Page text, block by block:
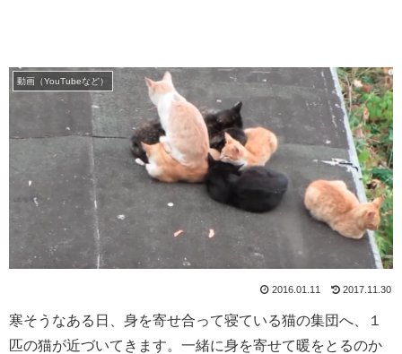
動画（YouTubeなど）
2016.01.11 2017.11.30
寒そうなある日、身を寄せ合って寝ている猫の集団へ、１
匹の猫が近づいてきます。一緒に身を寄せて暖をとるのか